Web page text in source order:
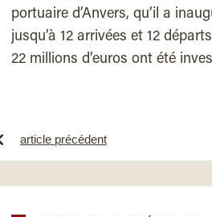
portuaire d’Anvers, qu’il a
jusqu’à 12 arrivées et 12
22 millions d’euros ont été
article précédent